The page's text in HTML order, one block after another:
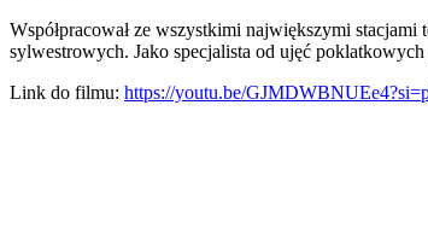
Współpracował ze wszystkimi największymi
sylwestrowych. Jako specjalista od ujęć
Link do filmu: https://youtu.be/